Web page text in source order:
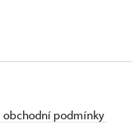
obchodní podmínky